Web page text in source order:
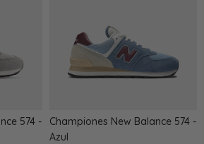
574 -
Championes New Balance 574 -
Azul